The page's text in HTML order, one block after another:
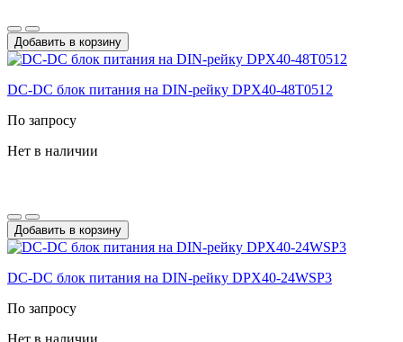
Добавить в корзину
DC-DС блок питания на DIN-рейку DPX40-48T0512
По запросу
Нет в наличии
Добавить в корзину
DC-DС блок питания на DIN-рейку DPX40-24WSP3
По запросу
Нет в наличии